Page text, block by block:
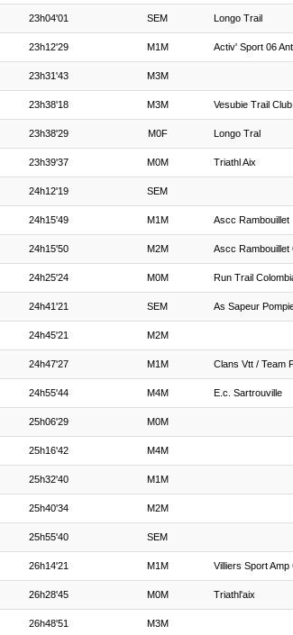
23h04'01 SEM Longo Trail
23h12'29 M1M Activ' Sport 06
23h31'43 M3M
23h38'18 M3M Vesubie Trail Club
23h38'29 M0F Longo Tral
23h39'37 M0M Triathl Aix
24h12'19 SEM
24h15'49 M1M Ascc Rambouillet
24h15'50 M2M Ascc Rambouillet
24h25'24 M0M Run Trail
24h41'21 SEM As Sapeur
24h45'21 M2M
24h47'27 M1M Clans Vtt / Team
24h55'44 M4M E.c. Sartrouville
25h06'29 M0M
25h16'42 M4M
25h32'40 M1M
25h40'34 M2M
25h55'40 SEM
26h14'21 M1M Villiers Sport Amp
26h28'45 M0M Triathl'aix
26h48'51 M3M